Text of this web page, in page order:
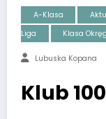
A-Klasa
Liga
Klasa
Lubuska Kopana
Klub